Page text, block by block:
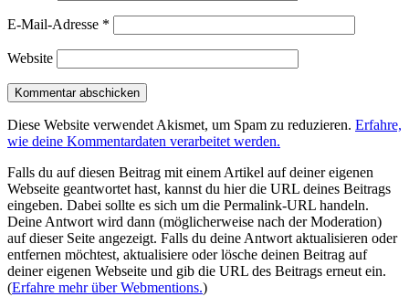
E-Mail-Adresse *
Website
Diese Website verwendet Akismet, um Spam zu reduzieren. Erfahre,
wie deine Kommentardaten verarbeitet werden.
Falls du auf diesen Beitrag mit einem Artikel auf deiner eigenen
Webseite geantwortet hast, kannst du hier die URL deines Beitrags
eingeben. Dabei sollte es sich um die Permalink-URL handeln.
Deine Antwort wird dann (möglicherweise nach der Moderation)
auf dieser Seite angezeigt. Falls du deine Antwort aktualisieren oder
entfernen möchtest, aktualisiere oder lösche deinen Beitrag auf
deiner eigenen Webseite und gib die URL des Beitrags erneut ein.
(Erfahre mehr über Webmentions.)